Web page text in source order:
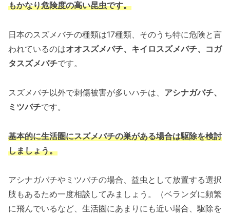
もかなり危険度の高い昆虫です。
日本のスズメバチの種類は17種類、そのうち特に危険と言
われているのはオオスズメバチ、キイロスズメバチ、コガ
タスズメバチです。
スズメバチ以外で刺傷被害が多いハチは、 アシナガバチ、
ミツバチです。
基本的に生活圏にスズメバチの巣がある場合は駆除を検討
しましょう。
アシナガバチやミツバチの場合、益虫として放置する選択
肢もあるため一度相談してみましょう。（ベランダに頻繁
に飛んでいるなど、生活圏にあまりにも近い場合、駆除を